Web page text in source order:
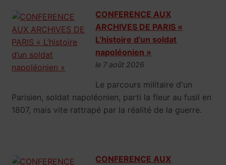
CONFERENCE AUX
ARCHIVES DE PARIS «
L’histoire d’un soldat
napoléonien »
le 7 août 2026
Le parcours militaire d'un
Parisien, soldat napoléonien, parti la fleur au fusil en
1807, mais vite rattrapé par la réalité de la guerre.
CONFERENCE AUX